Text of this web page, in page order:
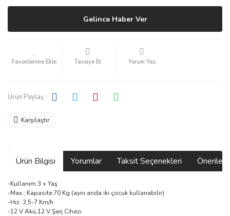
Gelince Haber Ver
Tavsiye Et Yorum Yaz
Ürün Paylaş :
Karşılaştır
Ürün Bilgisi Yorumlar Taksit Seçenekleri
-Kullanım 3 + Yaş
-Max.; Kapasite:70 Kg (aynı anda iki çocuk kullanabilir)
-Hız: 3,5-7 Km/h
-12 V Akü,12 V Şarj Cihazı